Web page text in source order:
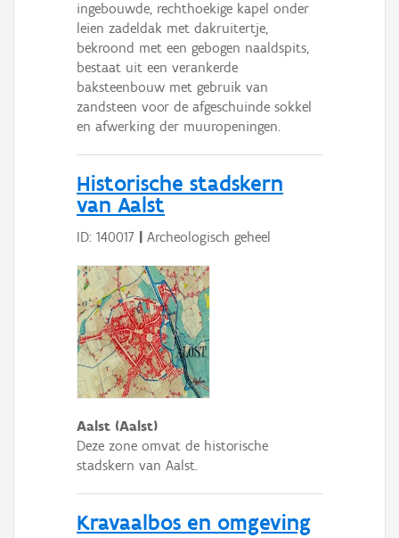
ingebouwde, rechthoekige kapel onder
leien zadeldak met dakruitertje,
bekroond met een gebogen naaldspits,
bestaat uit een verankerde
baksteenbouw met gebruik van
zandsteen voor de afgeschuinde sokkel
en afwerking der muuropeningen.
Historische stadskern
van Aalst
ID: 140017 | Archeologisch geheel
Aalst (Aalst)
Deze zone omvat de historische
stadskern van Aalst.
Kravaalbos en omgeving